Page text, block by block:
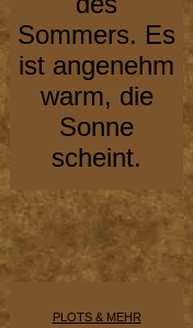
Sommers. Es
ist angenehm
warm, die
Sonne
scheint.
PLOTS & MEHR